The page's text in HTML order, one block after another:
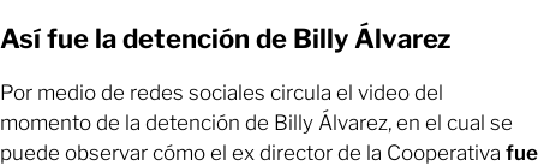
Así fue la detención de Billy Álvarez
Por medio de redes sociales circula el video del
momento de la detención de Billy Álvarez, en el cual se
puede observar cómo el ex director de la Cooperativa fue